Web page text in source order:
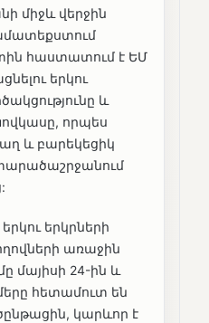
միջև վերջին
հաստատում է ԵՄ
երկու
և
որպես
և բարեկեցիկ
երկրների
առաջին
մայիսի 24-ին և
հետամուտ են
կարևոր է